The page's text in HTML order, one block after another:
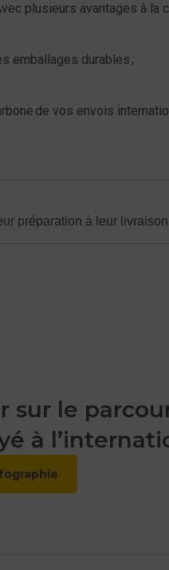
plusieurs avantages à la
emballages durables ;
de vos envois
préparation à leur
sur le
à